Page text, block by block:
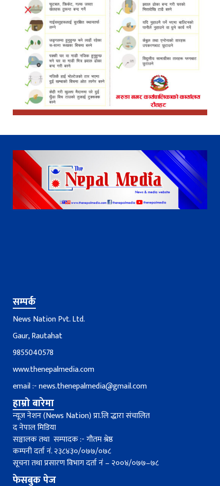
सम्पर्क
News Nation Pvt. Ltd.
Gaur, Rautahat
9855040578
www.thenepalmedia.com
email :-news.thenepalmedia@gmail.com
हाम्रो बारेमा
न्यूज नेशन (News Nation) प्रा.लि द्धारा संचालित
द नेपाल मिडिया
सञ्चालक तथा सम्पादक :- गौतम श्रेष्ठ
कम्पनी दर्ता नं. २३८४३०/०७७/०७८
सूचना तथा प्रसारण विभाग दर्ता नंं – २००४/०७७–७८
फेसबुक पेज